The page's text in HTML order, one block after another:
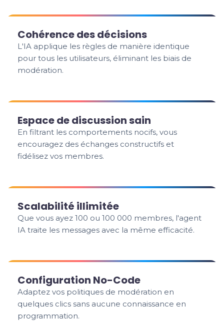
Cohérence des décisions
L'IA applique les règles de manière identique
pour tous les utilisateurs, éliminant les biais de
modération.
Espace de discussion sain
En filtrant les comportements nocifs, vous
encouragez des échanges constructifs et
fidélisez vos membres.
Scalabilité illimitée
Que vous ayez 100 ou 100 000 membres, l'agent
IA traite les messages avec la même efficacité.
Configuration No-Code
Adaptez vos politiques de modération en
quelques clics sans aucune connaissance en
programmation.